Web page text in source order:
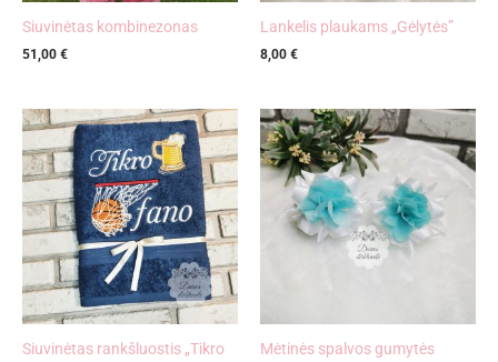
Siuvinėtas kombinezonas
51,00 €
Lankelis plaukams „Gėlytės”
8,00 €
Siuvinėtas rankšluostis „Tikro
Mėtinės spalvos gumytės